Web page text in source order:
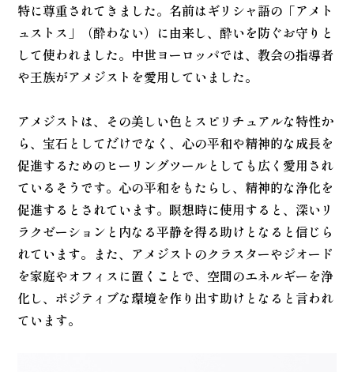
特に尊重されてきました。名前はギリシャ語の「アメト
ュストス」（酔わない）に由来し、酔いを防ぐお守りと
して使われました。中世ヨーロッパでは、教会の指導者
や王族がアメジストを愛用していました。
アメジストは、その美しい色とスピリチュアルな特性か
ら、宝石としてだけでなく、心の平和や精神的な成長を
促進するためのヒーリングツールとしても広く愛用され
ているそうです。心の平和をもたらし、精神的な浄化を
促進するとされています。瞑想時に使用すると、深いリ
ラクゼーションと内なる平静を得る助けとなると信じら
れています。また、アメジストのクラスターやジオード
を家庭やオフィスに置くことで、空間のエネルギーを浄
化し、ポジティブな環境を作り出す助けとなると言われ
ています。